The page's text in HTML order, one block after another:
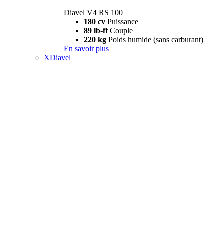
Diavel V4 RS 100
180 cv Puissance
89 lb-ft Couple
220 kg Poids humide (sans carburant)
En savoir plus
XDiavel